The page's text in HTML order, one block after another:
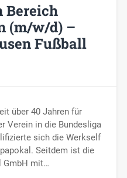
(m/w/d) –
Fußball
über 40 Jahren für
Verein in die Bundesliga
sich die Werkself
Seitdem ist die
GmbH mit…